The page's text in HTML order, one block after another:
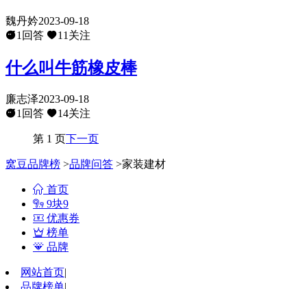
魏丹妗2023-09-18
1回答
11关注
什么叫牛筋橡皮棒
廉志泽2023-09-18
1回答
14关注
第 1 页下一页
窝豆品牌榜 >品牌问答 >家装建材
首页
9块9
优惠券
榜单
品牌
网站首页|